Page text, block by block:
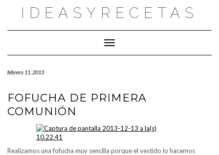
IDEASYRECETAS
Cambiar modo de navegación
febrero 11, 2013
FOFUCHA DE PRIMERA
COMUNIÓN
Realizamos una fofucha muy sencilla porque el vestido lo hacemos